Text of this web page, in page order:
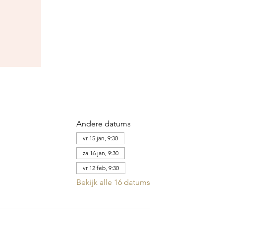
Andere datums
vr 15 jan, 9:30
za 16 jan, 9:30
vr 12 feb, 9:30
Bekijk alle 16 datums